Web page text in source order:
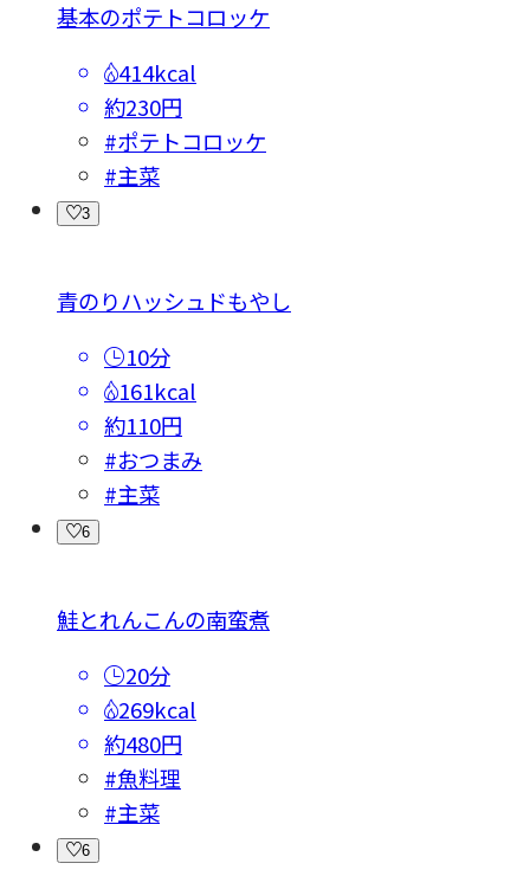
基本のポテトコロッケ
414kcal
約230円
#ポテトコロッケ
#主菜
3
青のりハッシュドもやし
10分
161kcal
約110円
#おつまみ
#主菜
6
鮭とれんこんの南蛮煮
20分
269kcal
約480円
#魚料理
#主菜
6